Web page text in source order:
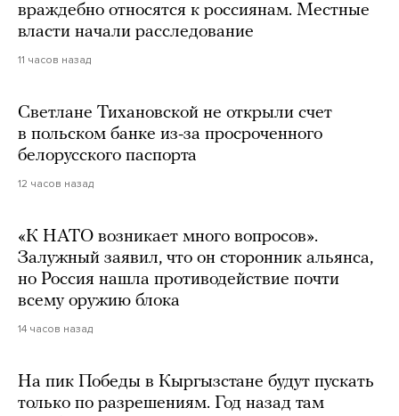
враждебно относятся к россиянам. Местные
власти начали расследование
11 часов назад
Светлане Тихановской не открыли счет
в польском банке из-за просроченного
белорусского паспорта
12 часов назад
«К НАТО возникает много вопросов».
Залужный заявил, что он сторонник альянса,
но Россия нашла противодействие почти
всему оружию блока
14 часов назад
На пик Победы в Кыргызстане будут пускать
только по разрешениям. Год назад там